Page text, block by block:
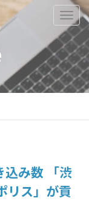
込み数 「渋
リス」が貢